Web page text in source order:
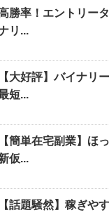
勝率！エントリー
リ...
【大好評】バイナリ
短...
【簡単在宅副業】ほ
仮...
【話題騒然】稼ぎや